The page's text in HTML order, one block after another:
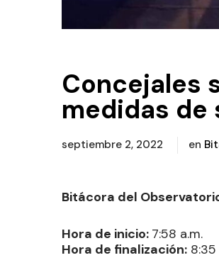
Concejales
medidas de
septiembre 2, 2022 en
Bitácora del
Hora de inicio: 7:58 a.m.
Hora de finalización: 8:35